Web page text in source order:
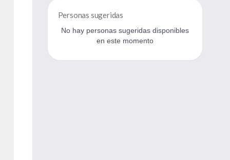
Personas sugeridas
No hay personas sugeridas disponibles
en este momento